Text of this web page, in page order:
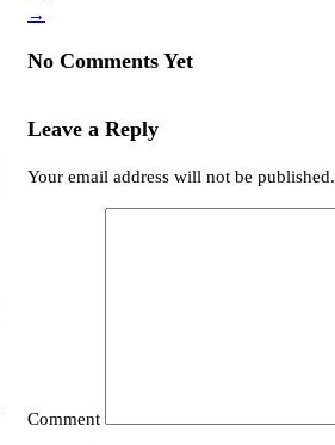
→
No Comments Yet
Leave a Reply
Your email address will not be published.
Comment